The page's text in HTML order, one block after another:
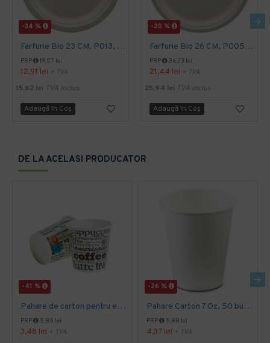
-34 %
Farfurie Bio 23 CM, P013, 50 buc/set
PRP 19,57 lei
12,91 lei + TVA
15,62 lei TVA inclus
Adaugă în Coş
-20 %
Farfurie Bio 26 CM, P005, 50 buc/set
PRP 26,73 lei
21,44 lei + TVA
25,94 lei TVA inclus
Adaugă în Coş
DE LA ACELASI PRODUCATOR
-41 %
Pahare de carton pentru espresso, 4 Oz, 50 buc/set
PRP 5,85 lei
3,48 lei + TVA
-26 %
Pahare Carton 7 Oz, 50 buc/set
PRP 5,88 lei
4,37 lei + TVA